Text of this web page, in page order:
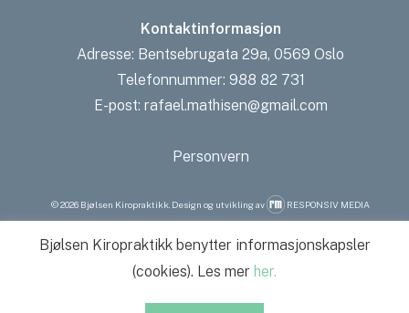
Kontaktinformasjon
Adresse: Bentsebrugata 29a, 0569 Oslo
Telefonnummer: 988 82 731
E-post: rafael.mathisen@gmail.com
Personvern
©2026 Bjølsen Kiropraktikk. Design og utvikling av RESPONSIV MEDIA
Bjølsen Kiropraktikk benytter informasjonskapsler
(cookies). Les mer her.